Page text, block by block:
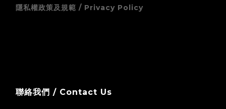
隱私權政策及規範 / Privacy Policy
聯絡我們 / Contact Us